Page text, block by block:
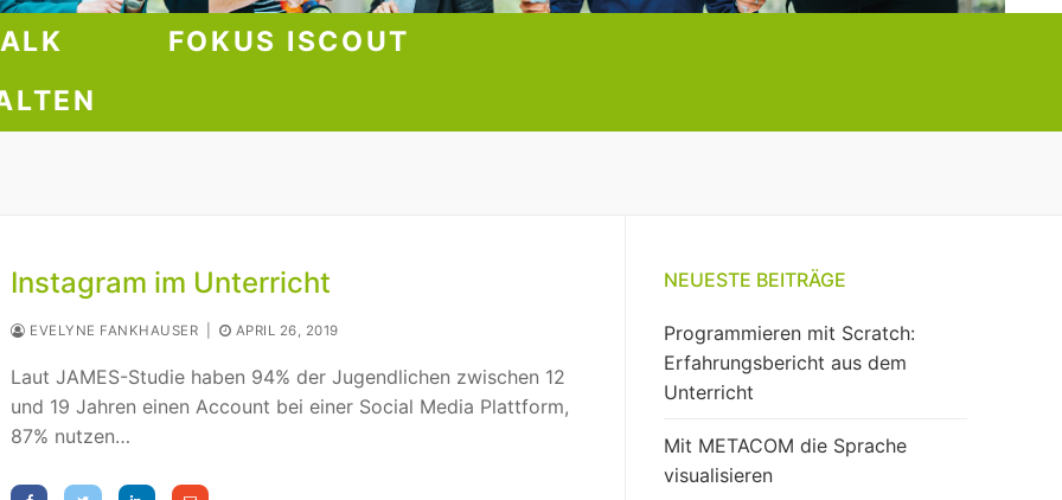
FOKUS ISCOUT
Instagram im Unterricht
EVELYNE FANKHAUSER APRIL 26, 2019
Laut JAMES-Studie haben 94% der Jugendlichen zwischen 12
und 19 Jahren einen Account bei einer Social Media Plattform,
87% nutzen…
NEUESTE BEITRÄGE
Programmieren mit Scratch:
Erfahrungsbericht aus dem
Unterricht
Mit METACOM die Sprache
visualisieren